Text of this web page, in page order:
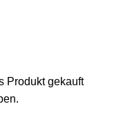
Produkt gekauft